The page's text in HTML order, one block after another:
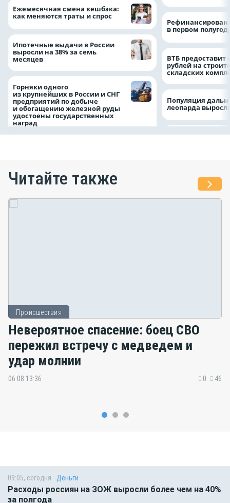
Ежемесячная смена кешбэка:
как меняются траты и спрос
Ипотечные выдачи в России
выросли на 38% за семь
месяцев
Горняки одного
из крупнейших в России и СНГ
предприятий по добыче
и обогащению железной руды
удостоены государственных
наград
в первом
ВТБ предоставит
рублей на
складских
Популяция
леопарда
Читайте также
Происшествия
Невероятное спасение: боец СВО
пережил встречу с медведем и
удар молнии
06.08 13:36 0 46
09:05, сегодня Деньги
Расходы россиян на ЗОЖ выросли более чем на 40%
за полгода